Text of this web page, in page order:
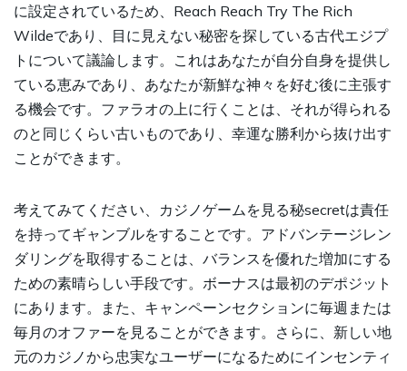
に設定されているため、Reach Reach Try The Rich
Wildeであり、目に見えない秘密を探している古代エジプ
トについて議論します。これはあなたが自分自身を提供し
ている恵みであり、あなたが新鮮な神々を好む後に主張す
る機会です。ファラオの上に行くことは、それが得られる
のと同じくらい古いものであり、幸運な勝利から抜け出す
ことができます。
考えてみてください、カジノゲームを見る秘secretは責任
を持ってギャンブルをすることです。アドバンテージレン
ダリングを取得することは、バランスを優れた増加にする
ための素晴らしい手段です。ボーナスは最初のデポジット
にあります。また、キャンペーンセクションに毎週または
毎月のオファーを見ることができます。さらに、新しい地
元のカジノから忠実なユーザーになるためにインセンティ